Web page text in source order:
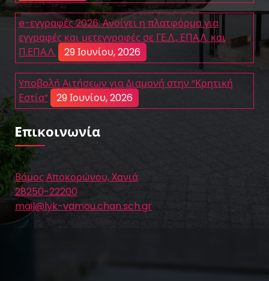
e-εγγραφές 2026: Ανοίγει η πλατφόρμα για
εγγραφές και μετεγγραφές σε ΓΕ.Λ., ΕΠΑ.Λ. και
Π.ΕΠΑ.Λ.
29 Ιουνίου, 2026
Yποβολή Αιτήσεων για Διαμονή στην “Κρητική
Εστία”
29 Ιουνίου, 2026
Eπικοινωνία
Βάμος Αποκορώνου, Χανιά
28250-22200
mail@lyk-vamou.chan.sch.gr